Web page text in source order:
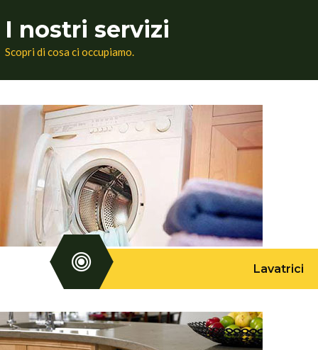
I nostri servizi
Scopri di cosa ci occupiamo.
Lavatrici